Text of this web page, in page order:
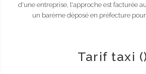
d'une entreprise, l'approche est facturée
un barème déposé en préfecture
Tarif taxi